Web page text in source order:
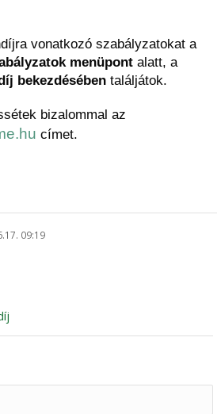
A Tanulmányi ösztöndíjra vonatkozó szabályzatokat a
menüpont alatt, a
bekezdésében találjátok.
címet.
09:19